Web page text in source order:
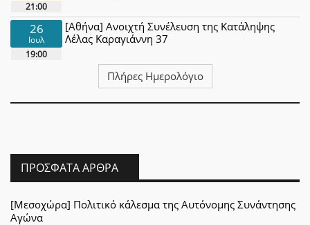
21:00
26
Ιουλ
19:00
[Αθήνα] Ανοιχτή Συνέλευση της Κατάληψης
Λέλας Καραγιάννη 37
Πλήρες Ημερολόγιο
ΠΡΌΣΦΑΤΑ ΆΡΘΡΑ
[Μεσοχώρα] Πολιτικό κάλεσμα της Αυτόνομης Συνάντησης
Αγώνα